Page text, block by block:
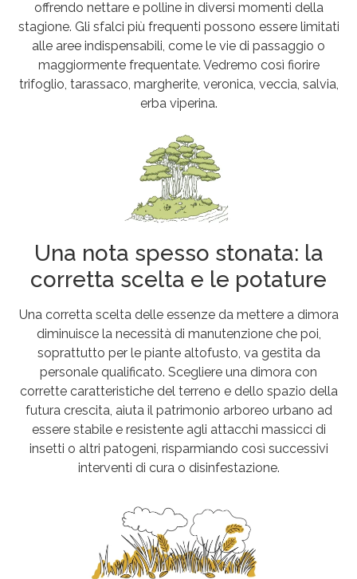
offrendo nettare e polline in diversi momenti della
stagione. Gli sfalci più frequenti possono essere limitati
alle aree indispensabili, come le vie di passaggio o
maggiormente frequentate. Vedremo così fiorire
trifoglio, tarassaco, margherite, veronica, veccia, salvia,
erba viperina.
Una nota spesso stonata: la
corretta scelta e le potature
Una corretta scelta delle essenze da mettere a dimora
diminuisce la necessità di manutenzione che poi,
soprattutto per le piante altofusto, va gestita da
personale qualificato. Scegliere una dimora con
corrette caratteristiche del terreno e dello spazio della
futura crescita, aiuta il patrimonio arboreo urbano ad
essere stabile e resistente agli attacchi massicci di
insetti o altri patogeni, risparmiando così successivi
interventi di cura o disinfestazione.